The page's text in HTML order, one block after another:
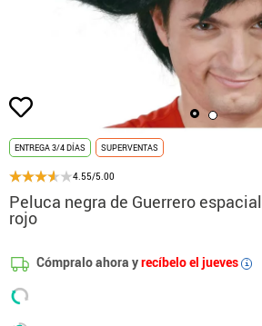
ENTREGA 3/4 DÍAS SUPERVENTAS
4.55/5.00
Peluca negra de Guerrero espacial
rojo
Cómpralo ahora yrecíbelo el jueves i